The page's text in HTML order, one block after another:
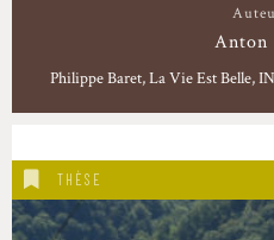
Anton
Philippe Baret La Vie Est Belle,
THÈSE